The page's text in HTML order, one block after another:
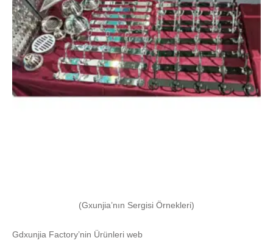
(Gxunjia’nın Sergisi Örnekleri)
Gdxunjia Factory’nin Ürünleri web